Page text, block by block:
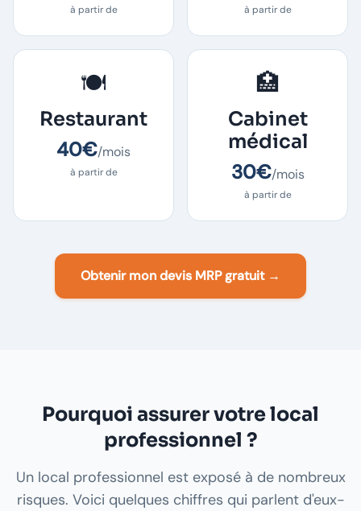
à partir de à partir de
🍽️
Restaurant
40€/mois
à partir de
🏥
Cabinet
médical
30€/mois
à partir de
Obtenir mon devis MRP gratuit →
Pourquoi assurer votre local
professionnel ?
Un local professionnel est exposé à de nombreux
risques. Voici quelques chiffres qui parlent d'eux-